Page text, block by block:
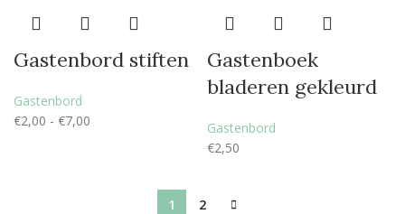
Gastenbord stiften
Gastenbord
€2,00 - €7,00
Gastenboek
bladeren gekleurd
Gastenbord
€2,50
1 2